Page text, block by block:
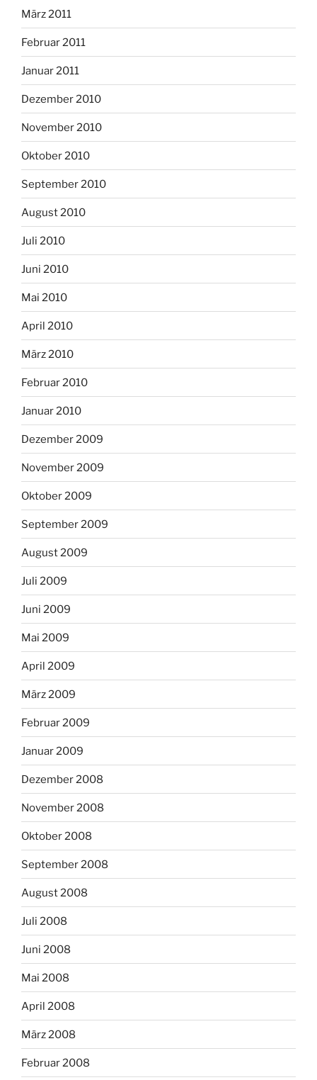
März 2011
Februar 2011
Januar 2011
Dezember 2010
November 2010
Oktober 2010
September 2010
August 2010
Juli 2010
Juni 2010
Mai 2010
April 2010
März 2010
Februar 2010
Januar 2010
Dezember 2009
November 2009
Oktober 2009
September 2009
August 2009
Juli 2009
Juni 2009
Mai 2009
April 2009
März 2009
Februar 2009
Januar 2009
Dezember 2008
November 2008
Oktober 2008
September 2008
August 2008
Juli 2008
Juni 2008
Mai 2008
April 2008
März 2008
Februar 2008